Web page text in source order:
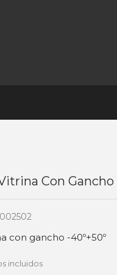
Con Gancho
con gancho -40º+50º
incluidos